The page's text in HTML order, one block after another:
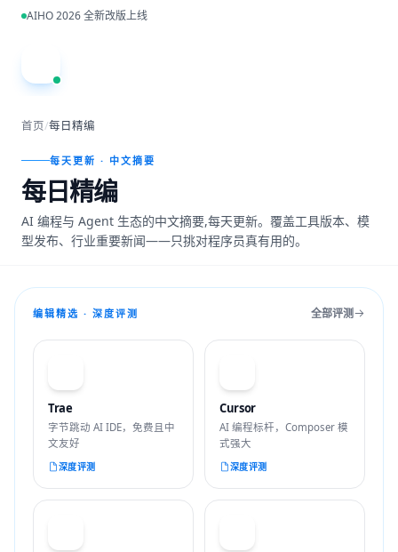
跳到主内容
AIHO 2026 全新改版上线
首页/每日精编
每天更新 · 中文摘要
每日精编
AI 编程与 Agent 生态的中文摘要,每天更新。覆盖工具版本、模
型发布、行业重要新闻——只挑对程序员真有用的。
编辑精选 · 深度评测 全部评测
Trae
字节跳动 AI IDE，免费且中
文友好
深度评测
Cursor
AI 编程标杆，Composer 模
式强大
深度评测